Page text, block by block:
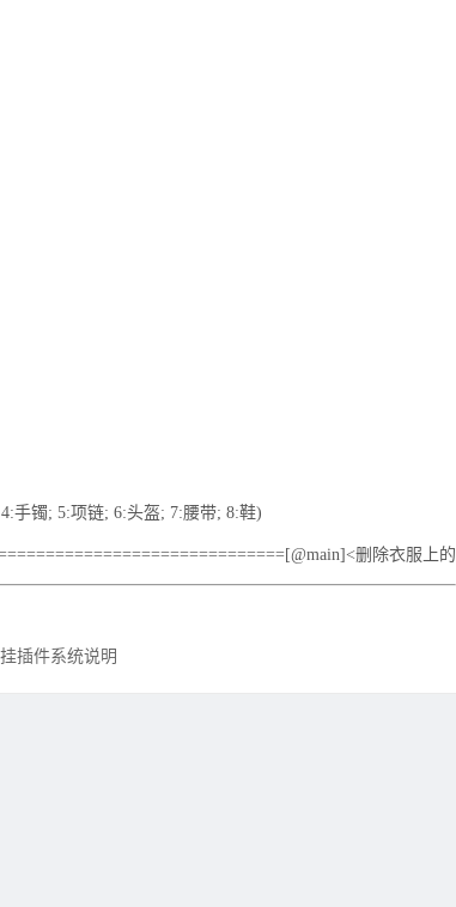
手镯; 5:项链; 6:头盔; 7:腰带; 8:鞋)
删除衣服上的
插件系统说明